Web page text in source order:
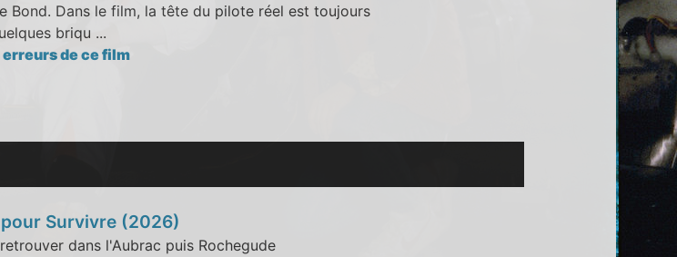
Bond. Dans le film, la tête du pilote réel est toujours
briqu ...
de ce film
Survivre (2026)
dans l'Aubrac puis Rochegude